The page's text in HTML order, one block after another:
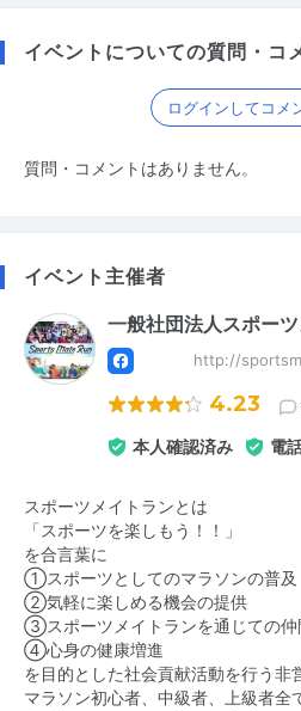
イベントについての質問・コ
ログインしてコメ
質問・コメントはありません。
イベント主催者
一般社団法人スポーツ
http://
4.23
本人確認済み 電
スポーツメイトランとは
「スポーツを楽しもう！！」
を合言葉に
①スポーツとしてのマラソンの普及
②気軽に楽しめる機会の提供
③スポーツメイトランを通じての仲
④心身の健康増進
を目的とした社会貢献活動を行う非
マラソン初心者、中級者、上級者全